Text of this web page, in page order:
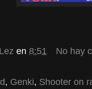
en 8:51 No hay
, Genki, Shooter on